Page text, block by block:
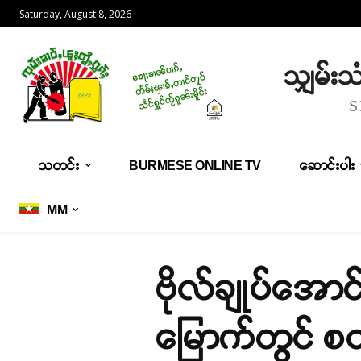
Saturday, August 8, 2026
သျှမ်
သတင်း BURMESE ONLINE TV ဆောင်းပါး
MM
ဗိုလ်ချုပ်အော
မြောက်တွင်